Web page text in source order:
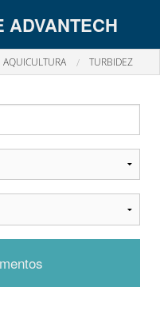
ADVANTECH
AQUICULTURA TURBIDEZ